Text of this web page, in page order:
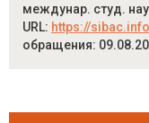
междунар. студ.
URL: https://
обращения: